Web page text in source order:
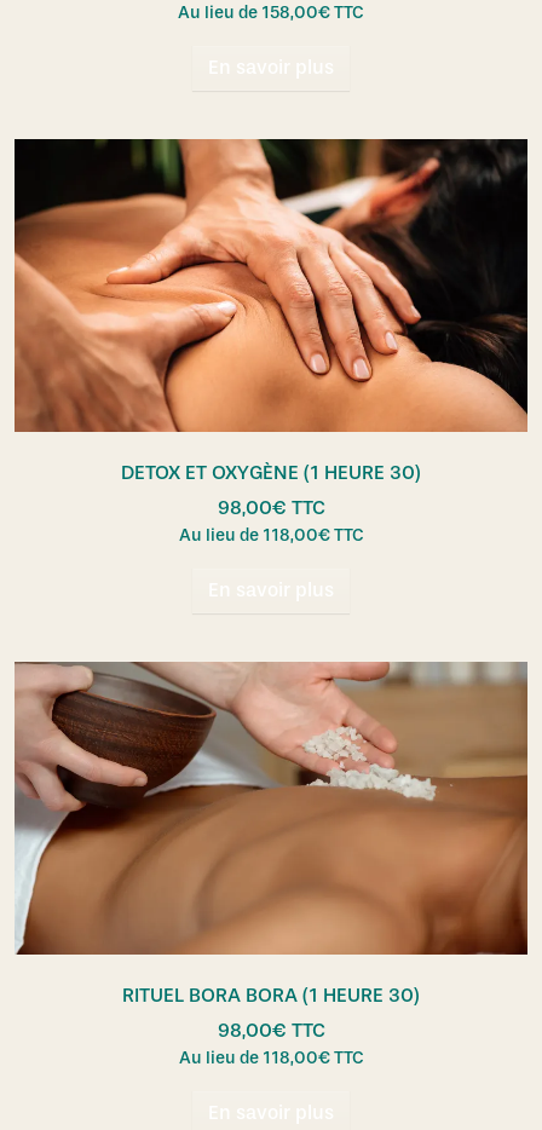
Au lieu de 158,00€TTC
En savoir plus
DETOX ET OXYGÈNE (1 HEURE 30)
98,00€ TTC
Au lieu de 118,00€TTC
En savoir plus
RITUEL BORA BORA (1 HEURE 30)
98,00€ TTC
Au lieu de 118,00€TTC
En savoir plus